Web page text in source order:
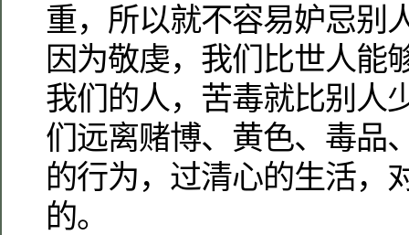
重，所以就不容易妒忌别
因为敬虔，我们比世人能
我们的人，苦毒就比别人
们远离赌博、黄色、毒品
的行为，过清心的生活，
的。